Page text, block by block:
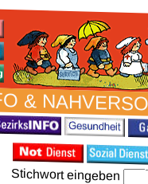
&
Stich­wort ein­geben